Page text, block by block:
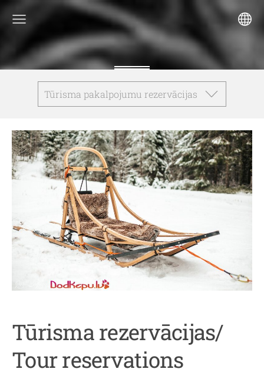
Tūrisma pakalpojumu rezervācijas
Tūrisma rezervācijas/
Tour reservations